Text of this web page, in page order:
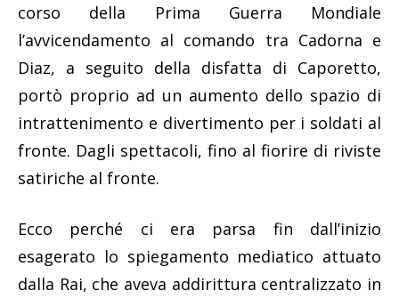
corso della Prima Guerra Mondiale
l’avvicendamento al comando tra Cadorna e
Diaz, a seguito della disfatta di Caporetto,
portò proprio ad un aumento dello spazio di
intrattenimento e divertimento per i soldati al
fronte. Dagli spettacoli, fino al fiorire di riviste
satiriche al fronte.
Ecco perché ci era parsa fin dall’inizio
esagerato lo spiegamento mediatico attuato
dalla Rai, che aveva addirittura centralizzato in